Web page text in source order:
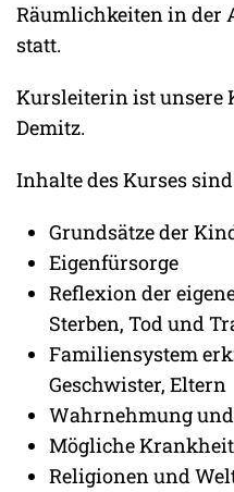
Räumlichkeiten in der
statt.
Kursleiterin ist unsere
Demitz.
Inhalte des Kurses sind
Grundsätze der
Eigenfürsorge
Reflexion der
Sterben, Tod und
Familiensystem
Geschwister, Eltern
Wahrnehmung
Mögliche
Religionen und